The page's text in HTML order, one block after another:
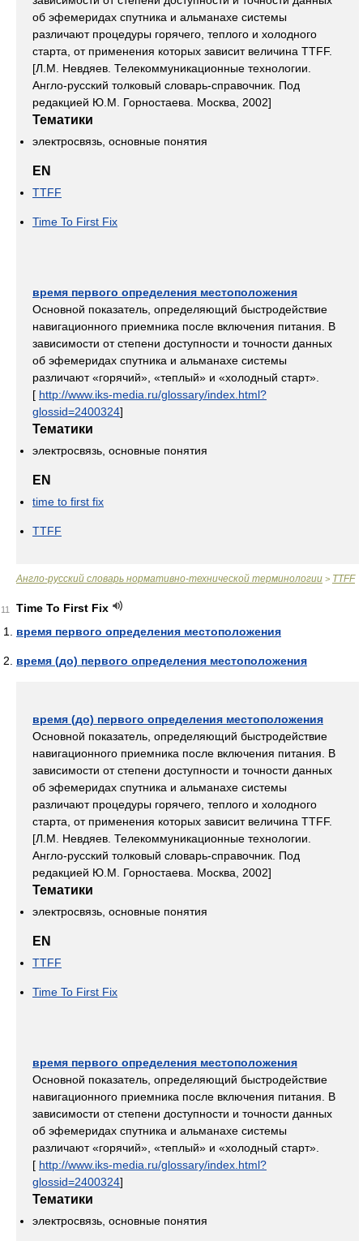
об эфемеридах спутника и альманахе системы
различают процедуры горячего, теплого и холодного
старта, от применения которых зависит величина TTFF.
[Л.М. Невдяев. Телекоммуникационные технологии.
Англо-русский толковый словарь-справочник. Под
редакцией Ю.М. Горностаева. Москва, 2002]
Тематики
электросвязь, основные понятия
EN
TTFF
Time To First Fix
время первого определения местоположения
Основной показатель, определяющий быстродействие
навигационного приемника после включения питания. В
зависимости от степени доступности и точности данных
об эфемеридах спутника и альманахе системы
различают «горячий», «теплый» и «холодный старт».
[ http://www.iks-media.ru/glossary/index.html?
glossid=2400324]
Тематики
электросвязь, основные понятия
EN
time to first fix
TTFF
Англо-русский словарь нормативно-технической терминологии > TTFF
11
Time To First Fix
время первого определения местоположения
время (до) первого определения местоположения
время (до) первого определения местоположения
Основной показатель, определяющий быстродействие
навигационного приемника после включения питания. В
зависимости от степени доступности и точности данных
об эфемеридах спутника и альманахе системы
различают процедуры горячего, теплого и холодного
старта, от применения которых зависит величина TTFF.
[Л.М. Невдяев. Телекоммуникационные технологии.
Англо-русский толковый словарь-справочник. Под
редакцией Ю.М. Горностаева. Москва, 2002]
Тематики
электросвязь, основные понятия
EN
TTFF
Time To First Fix
время первого определения местоположения
Основной показатель, определяющий быстродействие
навигационного приемника после включения питания. В
зависимости от степени доступности и точности данных
об эфемеридах спутника и альманахе системы
различают «горячий», «теплый» и «холодный старт».
[ http://www.iks-media.ru/glossary/index.html?
glossid=2400324]
Тематики
электросвязь, основные понятия